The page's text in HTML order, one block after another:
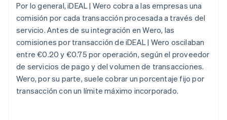
Por lo general, iDEAL | Wero cobra a las empresas una
comisión por cada transacción procesada a través del
servicio. Antes de su integración en Wero, las
comisiones por transacción de iDEAL | Wero oscilaban
entre €0.20 y €0.75 por operación, según el proveedor
de servicios de pago y del volumen de transacciones.
Wero, por su parte, suele cobrar un porcentaje fijo por
transacción con un límite máximo incorporado.